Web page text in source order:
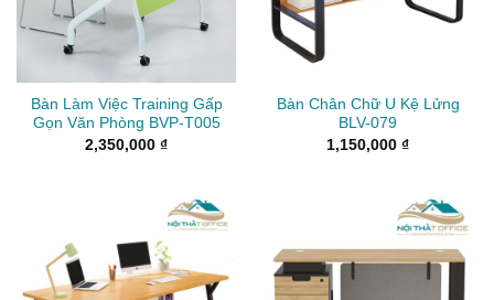
Bàn Làm Việc Training Gấp
Gọn Văn Phòng BVP-T005
2,350,000 ₫
Bàn Chân Chữ U Kệ Lửng
BLV-079
1,150,000 ₫